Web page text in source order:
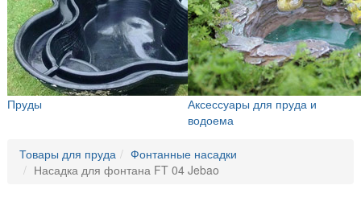
Пруды
Аксессуары для пруда и
водоема
Товары для пруда
Фонтанные насадки
Насадка для фонтана FT 04 Jebao